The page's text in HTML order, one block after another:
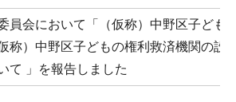
員会において「（仮称）中野区子ども
称）中野区子どもの権利救済機関の設
て 」を報告しました